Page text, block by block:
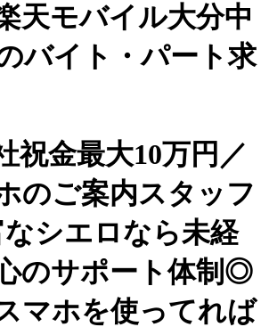
天モバイル大分中
バイト・パート求
祝金最大10万円／
のご案内スタッフ
なシエロなら未経
のサポート体制◎
マホを使ってれば